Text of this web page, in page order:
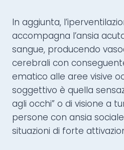
In aggiunta,
accompagna l’ansia
sangue, producendo
cerebrali con
ematico alle aree visive
soggettivo è quella
agli occhi” o di visione a
persone con ansia
situazioni di forte